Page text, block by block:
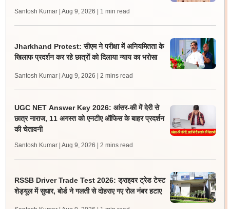
Santosh Kumar | Aug 9, 2026 | 1 min read
Jharkhand Protest: सीएम ने परीक्षा में अनियमितता के
खिलाफ प्रदर्शन कर रहे छात्रों को दिलाया न्याय का भरोसा
Santosh Kumar | Aug 9, 2026 | 2 mins read
UGC NET Answer Key 2026: आंसर-की में देरी से
छात्र नाराज, 11 अगस्त को एनटीए ऑफिस के बाहर प्रदर्शन
की चेतावनी
Santosh Kumar | Aug 9, 2026 | 2 mins read
RSSB Driver Trade Test 2026: ड्राइवर ट्रेड टेस्ट
शेड्यूल में सुधार, बोर्ड ने गलती से दोहराए गए रोल नंबर हटाए